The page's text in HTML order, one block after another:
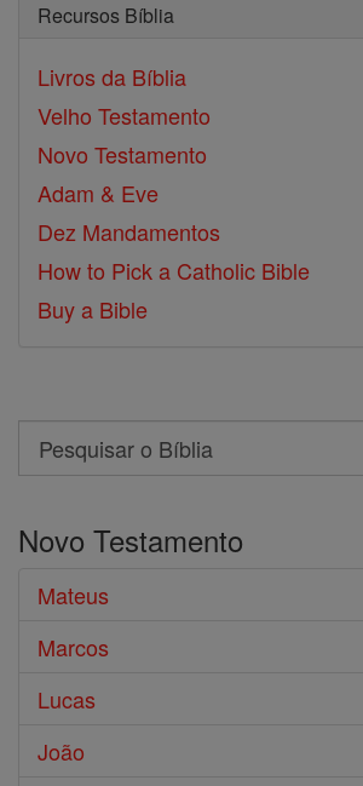
Recursos Bíblia
Livros da Bíblia
Velho Testamento
Novo Testamento
Adam & Eve
Dez Mandamentos
How to Pick a Catholic Bible
Buy a Bible
Search
Pesquisar
Bíblia
Novo Testamento
Mateus
Marcos
Lucas
João